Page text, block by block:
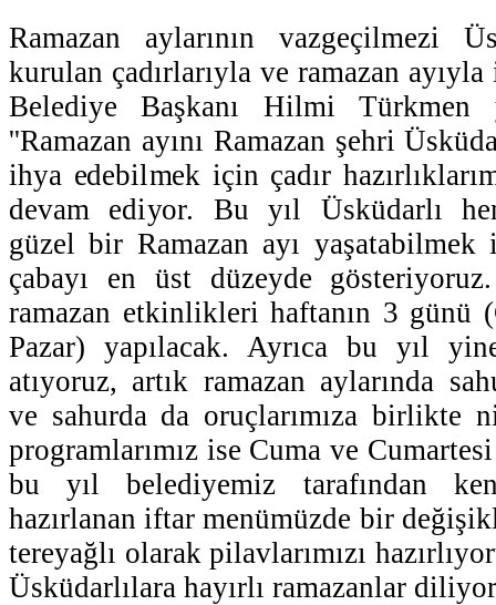
Ramazan aylarının vazgeçilmezi
kurulan çadırlarıyla ve ramazan
Belediye Başkanı Hilmi Türkmen
''Ramazan ayını Ramazan şehri
ihya edebilmek için çadır
devam ediyor. Bu yıl Üsküdarlı
güzel bir Ramazan ayı
çabayı en üst düzeyde
ramazan etkinlikleri haftanın 3 günü
Pazar) yapılacak. Ayrıca bu yıl
atıyoruz, artık ramazan aylarında
ve sahurda da oruçlarımıza birlikte
programlarımız ise Cuma ve
bu yıl belediyemiz tarafından
hazırlanan iftar menümüzde bir
tereyağlı olarak pilavlarımızı
Üsküdarlılara hayırlı ramazanlar